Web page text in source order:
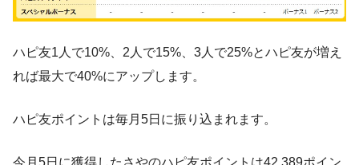
ハピ友1人で10%、2人で15%、3人で25%とハピ友が増え
れば最大で40%にアップします。
ハピ友ポイントは毎月5日に振り込まれます。
今月5日に獲得したさやのハピ友ポイントは42,389ポイン